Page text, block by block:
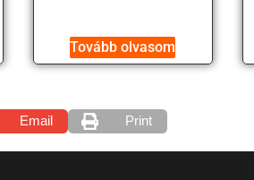
Tovább olvasom
Email Print